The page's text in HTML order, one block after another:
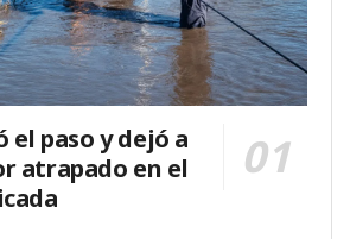
el paso y dejó a
atrapado en el